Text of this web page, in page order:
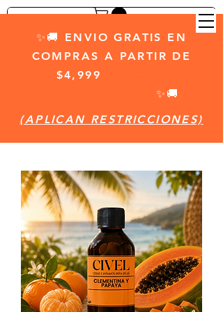
✨🚚 ENVIO GRATIS EN
COMPRAS A PARTIR DE
$4,999
✨🚚
(APLICAN RESTRICCIONES)